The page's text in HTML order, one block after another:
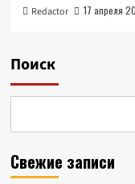
Redactor 17 апреля
Поиск
Свежие записи